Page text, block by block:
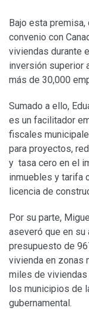
Bajo esta
convenio con
viviendas durante
inversión superior
más de 30,000
Sumado a ello,
es un facilitador
fiscales
para proyectos,
y tasa cero en el
inmuebles y tarifa
licencia de
Por su parte,
aseveró que en
presupuesto de
vivienda en zonas
miles de viviendas
los municipios de
gubernamental.